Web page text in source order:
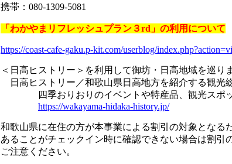
携帯：080-1309-5081
「わかやまリフレッシュプラン３rd」の利用について
https://coast-cafe-gaku.p-kit.com/userblog/
＜日高ヒストリー＞を利用して御坊・日高地域を巡り
日高ヒストリー／和歌山県日高地方を紹介する観光
四季おりおりのイベントや特産品、観光スポッ
https://wakayama-hidaka-history.jp/
和歌山県に在住の方が本事業による割引の対象となる
あることがチェックイン時に確認できない場合は割引
ご注意ください。